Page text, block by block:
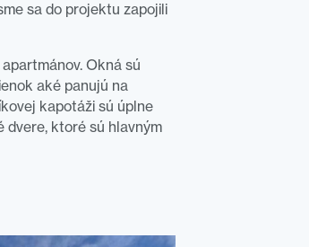
sa do projektu zapojili
Okná sú
aké panujú na
kapotáži sú úplne
dvere, ktoré sú hlavným